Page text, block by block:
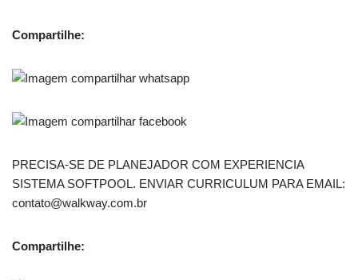
Compartilhe:
PRECISA-SE DE PLANEJADOR COM EXPERIENCIA
SISTEMA SOFTPOOL. ENVIAR CURRICULUM PARA EMAIL:
contato@walkway.com.br
Compartilhe: